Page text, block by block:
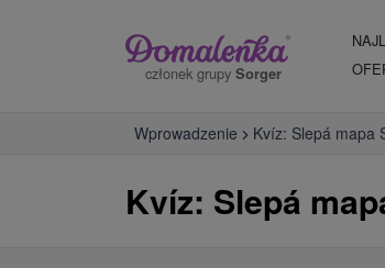
członek grupy Sorger
Wprowadzenie Kvíz: Slepá mapa
Kvíz: Slepá